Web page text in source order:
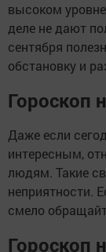
высоком
деле не дают
сентября
обстановку и
Гороскоп
Даже если
интересным,
людям. Такие
неприятности.
смело
Гороскоп